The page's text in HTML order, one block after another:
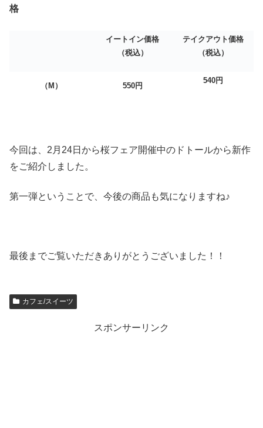
格
イートイン価格
（税込）
テイクアウト価格
（税込）
（M） 550円
540円
今回は、2月24日から桜フェア開催中のドトールから新作
をご紹介しました。
第一弾ということで、今後の商品も気になりますね♪
最後までご覧いただきありがとうございました！！
カフェ/スイーツ
スポンサーリンク